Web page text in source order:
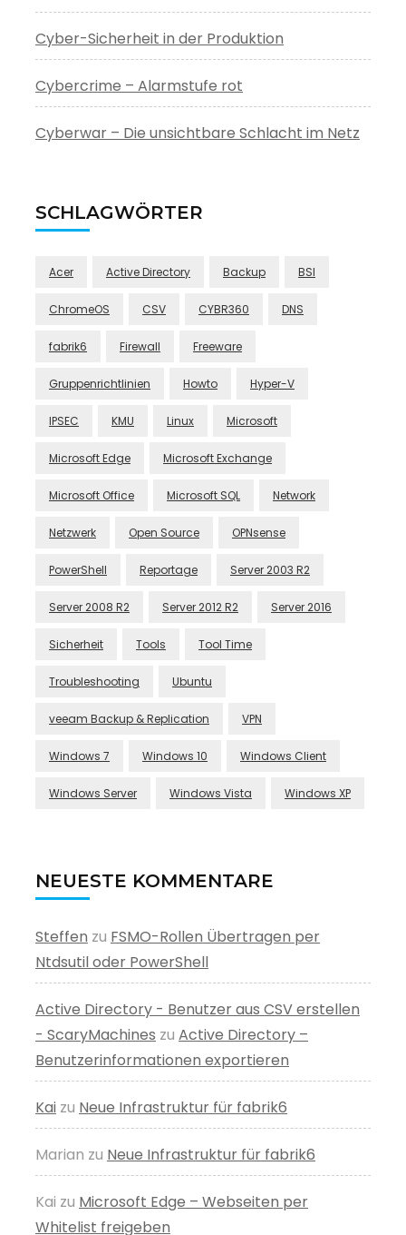
Cyber-Sicherheit in der Produktion
Cybercrime – Alarmstufe rot
Cyberwar – Die unsichtbare Schlacht im Netz
SCHLAGWÖRTER
Acer Active Directory Backup BSI
ChromeOS CSV CYBR360 DNS
fabrik6 Firewall Freeware
Gruppenrichtlinien Howto Hyper-V
IPSEC KMU Linux Microsoft
Microsoft Edge Microsoft Exchange
Microsoft Office Microsoft SQL Network
Netzwerk Open Source OPNsense
PowerShell Reportage Server 2003 R2
Server 2008 R2 Server 2012 R2 Server 2016
Sicherheit Tools Tool Time
Troubleshooting Ubuntu
veeam Backup & Replication VPN
Windows 7 Windows 10 Windows Client
Windows Server Windows Vista Windows XP
NEUESTE KOMMENTARE
Steffen zu FSMO-Rollen Übertragen per
Ntdsutil oder PowerShell
Active Directory - Benutzer aus CSV erstellen
- ScaryMachines zu Active Directory –
Benutzerinformationen exportieren
Kai zu Neue Infrastruktur für fabrik6
Marian zu Neue Infrastruktur für fabrik6
Kai zu Microsoft Edge – Webseiten per
Whitelist freigeben